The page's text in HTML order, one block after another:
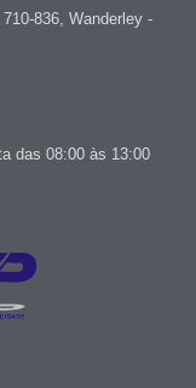
836, Wanderley -
das 08:00 às 13:00